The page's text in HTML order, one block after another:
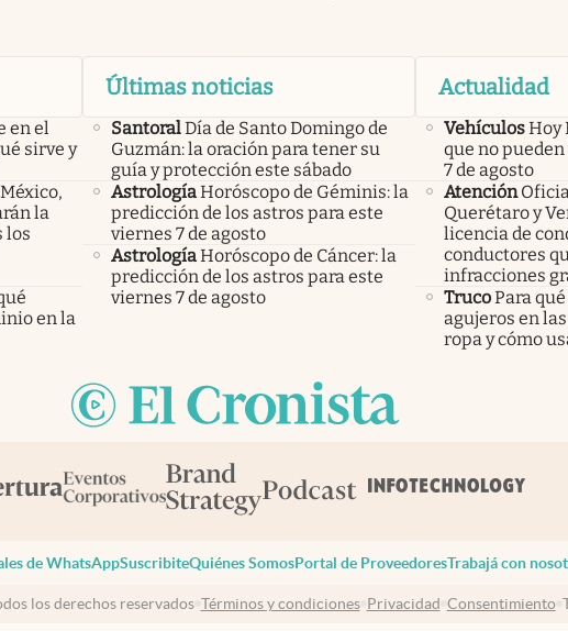
en el
sirve y
la
los
en la
Últimas noticias
SantoralDía de Santo Domingo de
Guzmán: la oración para tener su
guía y protección este sábado
AstrologíaHoróscopo de Géminis: la
predicción de los astros para este
viernes 7 de agosto
AstrologíaHoróscopo de Cáncer: la
predicción de los astros para este
viernes 7 de agosto
Actualidad
VehículosHoy
que no
7 de agosto
Atención
Querétaro y
licencia de
conductores
infracciones
TrucoPara
agujeros en
ropa y cómo
de WhatsAppSuscribiteQuiénes SomosPortal de ProveedoresTrabajá con
los derechos reservados Términos y condiciones Privacidad Consentimiento